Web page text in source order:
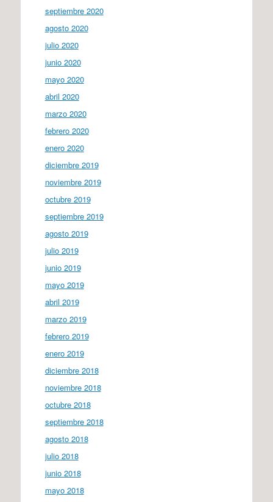
septiembre 2020
agosto 2020
julio 2020
junio 2020
mayo 2020
abril 2020
marzo 2020
febrero 2020
enero 2020
diciembre 2019
noviembre 2019
octubre 2019
septiembre 2019
agosto 2019
julio 2019
junio 2019
mayo 2019
abril 2019
marzo 2019
febrero 2019
enero 2019
diciembre 2018
noviembre 2018
octubre 2018
septiembre 2018
agosto 2018
julio 2018
junio 2018
mayo 2018